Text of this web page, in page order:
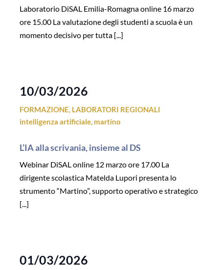
Contattaci
Laboratorio DiSAL Emilia-Romagna online 16 marzo
ore 15.00 La valutazione degli studenti a scuola è un
momento decisivo per tutta [...]
10/03/2026
FORMAZIONE, LABORATORI REGIONALI
intelligenza artificiale, martino
L’IA alla scrivania, insieme al DS
Webinar DiSAL online 12 marzo ore 17.00 La
dirigente scolastica Matelda Lupori presenta lo
strumento “Martino”, supporto operativo e strategico
[...]
01/03/2026